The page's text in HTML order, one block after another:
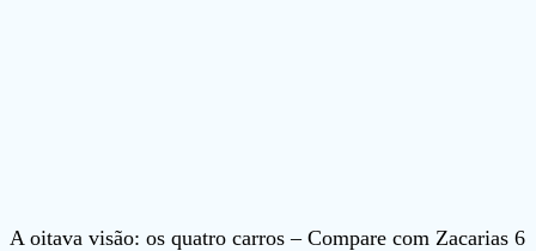
A oitava visão: os quatro carros – Compare com Zacarias 6